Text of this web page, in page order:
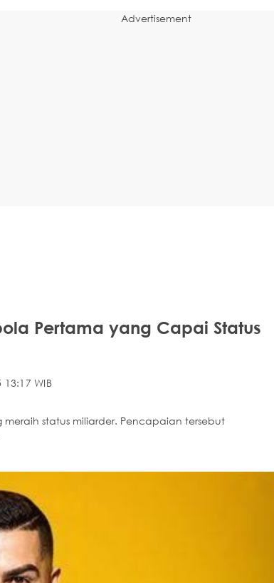
Advertisement
Pertama yang Capai Status
WIB
status miliarder. Pencapaian tersebut